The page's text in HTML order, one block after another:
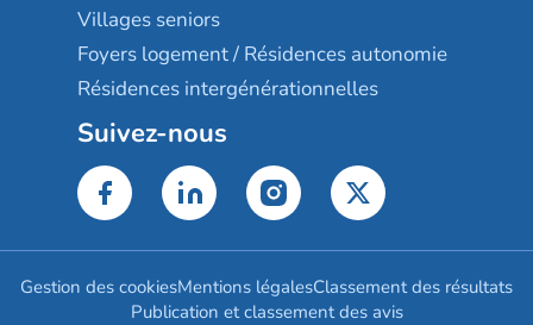
Villages seniors
Foyers logement / Résidences autonomie
Résidences intergénérationnelles
Suivez-nous
Gestion des cookiesMentions légalesClassement des résultats
Publication et classement des avis